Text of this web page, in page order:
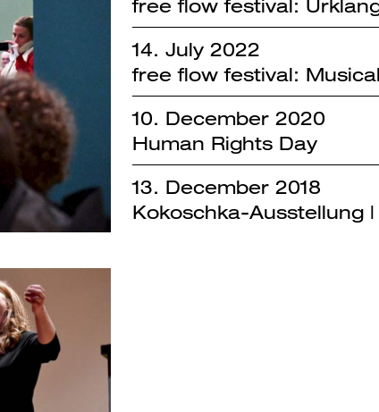
free flow festival:
14. July 2022
free flow festival:
10. December 2020
Human Rights Day
13. December 2018
Kokoschka-Ausstellung